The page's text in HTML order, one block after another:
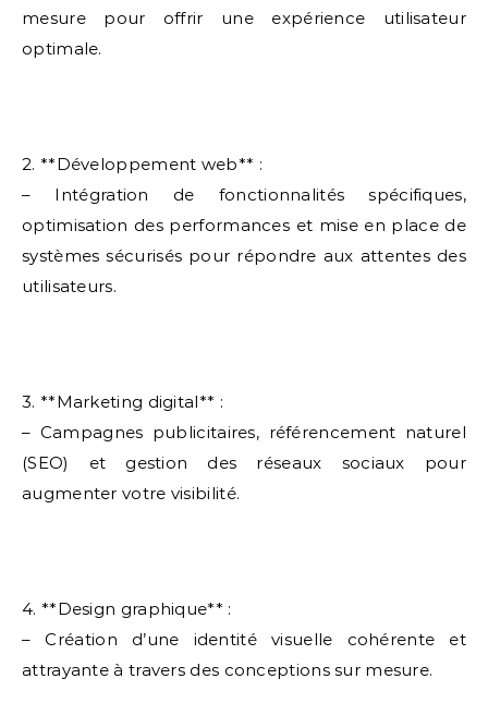
mesure pour offrir une expérience utilisateur
optimale.
2. **Développement web** :
– Intégration de fonctionnalités spécifiques,
optimisation des performances et mise en place de
systèmes sécurisés pour répondre aux attentes des
utilisateurs.
3. **Marketing digital** :
– Campagnes publicitaires, référencement naturel
(SEO) et gestion des réseaux sociaux pour
augmenter votre visibilité.
4. **Design graphique** :
– Création d’une identité visuelle cohérente et
attrayante à travers des conceptions sur mesure.